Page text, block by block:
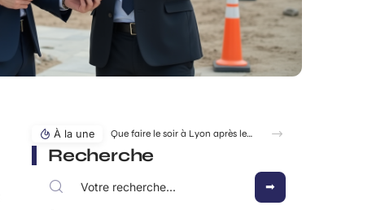
À la une Que faire le soir à Lyon après le travail pour décompresser vraiment ?
Recherche